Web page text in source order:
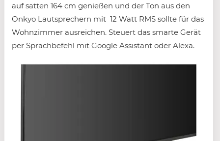
auf satten 164 cm genießen und der Ton aus den
Onkyo Lautsprechern mit 12 Watt RMS sollte für das
Wohnzimmer ausreichen. Steuert das smarte Gerät
per Sprachbefehl mit Google Assistant oder Alexa.